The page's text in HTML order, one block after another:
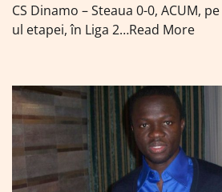
CS Dinamo – Steaua 0-0, ACUM,
ul etapei, în Liga 2…Read More